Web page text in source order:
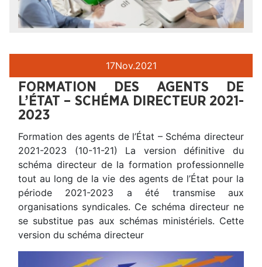
17Nov.2021
FORMATION DES AGENTS DE
L’ÉTAT – SCHÉMA DIRECTEUR 2021-
2023
Formation des agents de l’État – Schéma directeur
2021-2023 (10-11-21) La version définitive du
schéma directeur de la formation professionnelle
tout au long de la vie des agents de l’État pour la
période 2021-2023 a été transmise aux
organisations syndicales. Ce schéma directeur ne
se substitue pas aux schémas ministériels. Cette
version du schéma directeur